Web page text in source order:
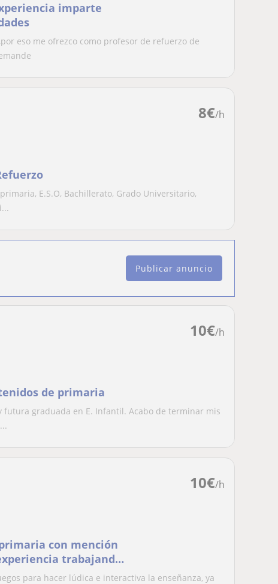
imparte
eso me ofrezco como profesor de refuerzo de
8€/h
E.S.O, Bachillerato, Grado Universitario,
Publicar anuncio
10€/h
de primaria
futura graduada en E. Infantil. Acabo de terminar mis
10€/h
con mención
trabajando
para hacer lúdica e interactiva la enseñanza, ya